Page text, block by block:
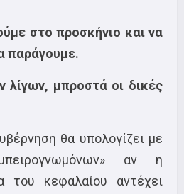
στο προσκήνιο και να
παράγουμε.
λίγων, μπροστά οι δικές
θα υπολογίζει με
αν η
του κεφαλαίου αντέχει